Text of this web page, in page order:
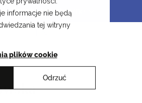
informacje nie będą
tej witryny
plików cookie
Odrzuć
Szkoły Artystyczne
EN